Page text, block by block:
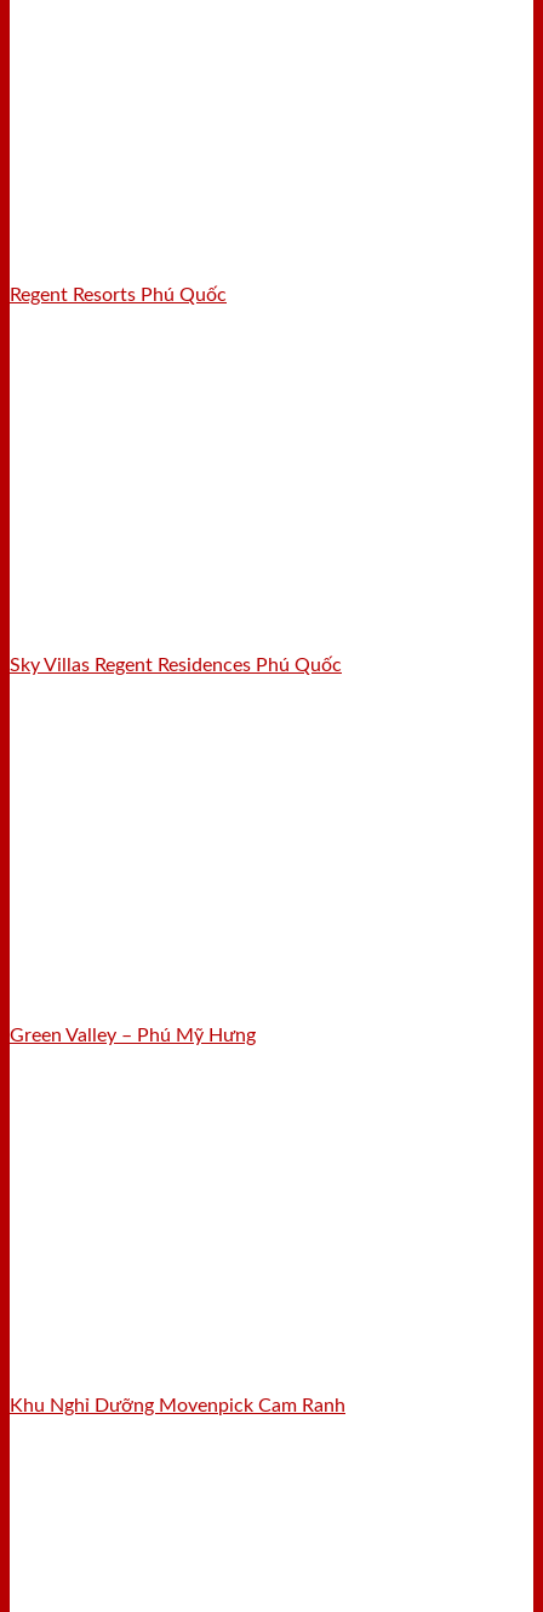
Regent Resorts Phú Quốc
Sky Villas Regent Residences Phú Quốc
Green Valley – Phú Mỹ Hưng
Khu Nghỉ Dưỡng Movenpick Cam Ranh